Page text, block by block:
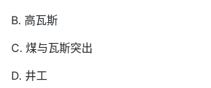
B. 高瓦斯
C. 煤与瓦斯突出
D. 井工